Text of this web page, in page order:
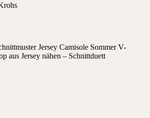
Jersey Camisole Sommer V-
aus Jersey nähen – Schnittduett